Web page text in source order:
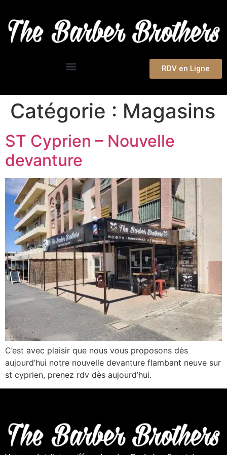
RDV en Ligne
Catégorie : Magasins
ST Cyprien – Nouvelle
devanture
C’est avec plaisir que nous vous proposons dès
aujourd’hui notre nouvelle devanture flambant neuve sur
st cyprien, prenez rdv dès aujourd’hui.